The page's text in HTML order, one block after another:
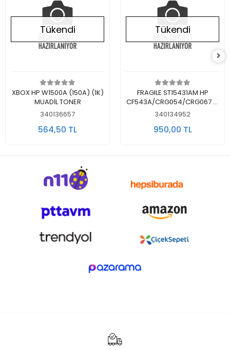
Stokta Yok
Tükendi
XBOX HP W1500A (150A) (1K)
MUADİL TONER
340136657
564,50 TL
Stokta Yok
Tükendi
FRAGILE ST15431AM HP
CF543A/CRG054/CRG067 M
MUADİL TONER KIRMIZI
340134952
950,00 TL